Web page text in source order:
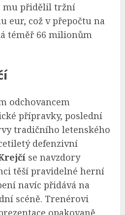
mu přidělil tržní
eur, což v přepočtu na
téměř 66 milionům
odchovancem
přípravky, poslední
tradičního letenského
defenzivní
se navzdory
těší pravidelné herní
navíc přidává na
scéně. Trenérovi
opakovaně